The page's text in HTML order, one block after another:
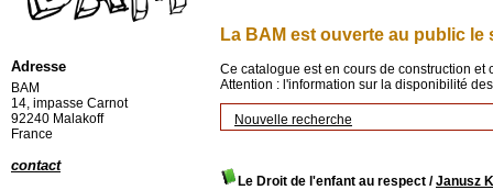
La BAM est ouverte au public le
Ce catalogue est en cours de construction
Attention : l'information sur la disponibilité
Nouvelle recherche
Le Droit de l'enfant au respect /Janusz
Adresse
BAM
14, impasse Carnot
92240 Malakoff
France
contact